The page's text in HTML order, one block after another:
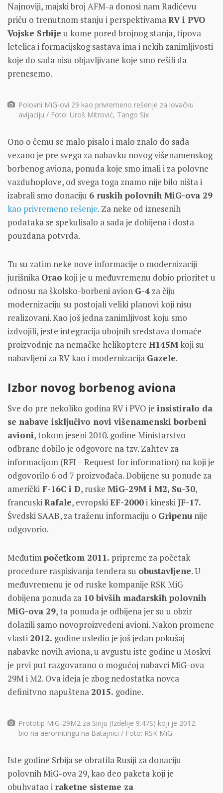
Najnoviji, majski broj AFM-a donosi nam Radićevu
priču o trenutnom stanju i perspektivamaRV i PVO
Vojske Srbije u kome pored brojnog stanja, tipova
letelica i formacijskog sastava ima i nekih zanimljivosti
koje do sada nisu objavljivane koje smo rešili da
prenesemo.
Polovni MiG-ovi 29 kao privremeno rešenje za lovačku
avijaciju / Foto: Uroš Mitrović, Tango Six
Ono o čemu se malo pisalo i malo znalo do sada
vezano je pre svega za nabavku novog višenamenskog
borbenog aviona, ponuda koje smo imali i za polovne
vazduhoplove, od svega toga znamo nije bilo ništa i
izabrali smo donaciju 6 ruskih polovnih MiG-ova 29
kao privremeno rešenje. Za neke od iznesenih
podataka se spekulisalo a sada je dobijena i dosta
pouzdana potvrda.
Tu su zatim neke nove informacije o modernizaciji
jurišnika Orao koji je u međuvremenu dobio prioritet u
odnosu na školsko-borbeni avion G-4 za čiju
modernizaciju su postojali veliki planovi koji nisu
realizovani. Kao još jedna zanimljivost koju smo
izdvojili, jeste integracija ubojnih sredstava domaće
proizvodnje na nemačke helikoptere H145Mkoji su
nabavljeni za RV kao i modernizacija Gazele.
Izbor novog borbenog aviona
Sve do pre nekoliko godina RV i PVO je insistiralo da
se nabave isključivo novi višenamenski borbeni
avioni, tokom jeseni 2010. godine Ministarstvo
odbrane dobilo je odgovore na tzv. Zahtev za
informacijom (RFI – Request for information) na koji je
odgovorilo 6 od 7 proizvođača. Dobijene su ponude za
američki F-16C i D, ruske MiG-29M i M2, Su-30,
francuski Rafale, evropski EF-2000i kineski JF-17.
Švedski SAAB, za traženu informaciju o Gripenu nije
odgovorio.
Međutim početkom 2011. pripreme za početak
procedure raspisivanja tendera su obustavljene. U
međuvremenu je od ruske kompanije RSK MiG
dobijena ponuda za 10 bivših mađarskih polovnih
MiG-ova 29, ta ponuda je odbijena jer su u obzir
dolazili samo novoproizvedeni avioni. Nakon promene
vlasti 2012. godine usledio je još jedan pokušaj
nabavke novih aviona, u avgustu iste godine u Moskvi
je prvi put razgovarano o mogućoj nabavci MiG-ova
29M i M2. Ova ideja je zbog nedostatka novca
definitvno napuštena 2015. godine.
Prototip MiG-29M2 za Siriju (Izdelije 9.47S) koji je 2012.
bio na aeromitingu na Batajnici / Foto: RSK MiG
Iste godine Srbija se obratila Rusiji za donaciju
polovnih MiG-ova 29, kao deo paketa koji je
obuhvatao i raketne sisteme za